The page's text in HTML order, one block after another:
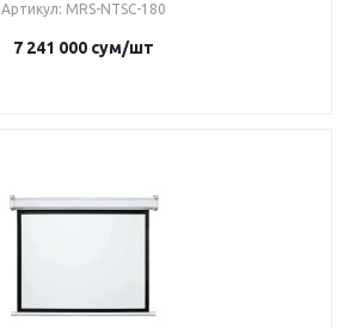
Артикул: MRS-NTSC-180
7 241 000сум/шт